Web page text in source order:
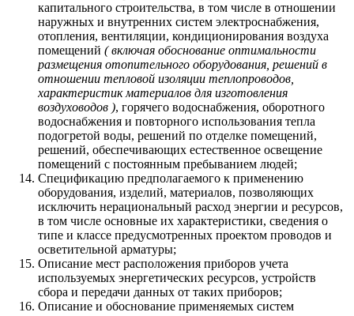
капитального строительства, в том числе в отношении
наружных и внутренних систем электроснабжения,
отопления, вентиляции, кондиционирования воздуха
помещений ( включая обоснование оптимальности
размещения отопительного оборудования, решений в
отношении тепловой изоляции теплопроводов,
характеристик материалов для изготовления
воздуховодов ), горячего водоснабжения, оборотного
водоснабжения и повторного использования тепла
подогретой воды, решений по отделке помещений,
решений, обеспечивающих естественное освещение
помещений с постоянным пребыванием людей;
Спецификацию предполагаемого к применению
оборудования, изделий, материалов, позволяющих
исключить нерациональный расход энергии и ресурсов,
в том числе основные их характеристики, сведения о
типе и классе предусмотренных проектом проводов и
осветительной арматуры;
Описание мест расположения приборов учета
используемых энергетических ресурсов, устройств
сбора и передачи данных от таких приборов;
Описание и обоснование применяемых систем